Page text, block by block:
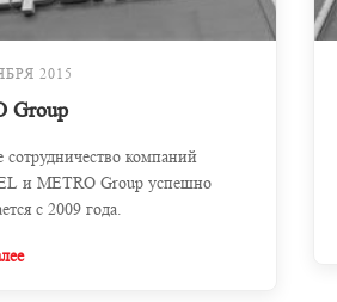
2015
сотрудничество компаний
и МЕТRО Group успешно
с 2009 года.